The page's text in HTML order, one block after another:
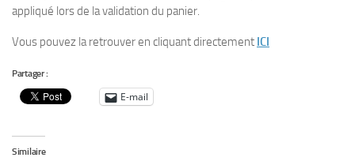
appliqué lors de la validation du panier.
Vous pouvez la retrouver en cliquant directement ICI
Partager :
E-mail
Similaire